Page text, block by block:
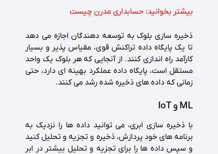
بیشتر بخوانید:حسابداری مدرن چیست
ذخیره سازی بلوک به توسعه دهندگان اجازه می دهد
تا یک پایگاه داده تراکنش قوی، مقیاس پذیر و بسیار
کارآمد راه اندازی کنند. از آنجایی که هر بلوک یک واحد
مستقل است، پایگاه داده عملکرد بهینه ای دارد، حتی
زمانی که داده های ذخیره شده رشد می کنند.
ML و IoT
با ذخیره سازی ابری، می توانید داده ها را نزدیک به
برنامه های خود پردازش، ذخیره و تجزیه و تحلیل کنید
و سپس داده ها را برای تجزیه و تحلیل بیشتر در ابر